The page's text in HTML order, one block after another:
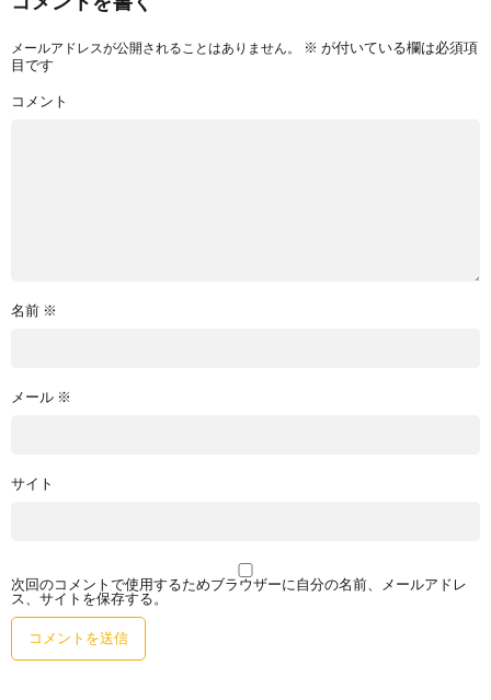
メールアドレスが公開されることはありません。 ※ が付いている欄は必須項
目です
コメント
名前 ※
メール ※
サイト
次回のコメントで使用するためブラウザーに自分の名前、メールアドレ
ス、サイトを保存する。